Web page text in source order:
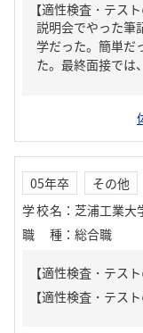
【適性検査・テスト
説明会でやった筆
学だった。簡単だ
た。最終面接では
05年卒 その他
学校名 ： 芝浦工業大
職種 ： 総合職
【適性検査・テスト